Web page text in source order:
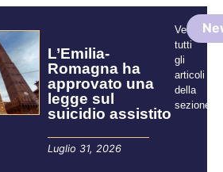
L’Emilia-
Romagna ha
approvato una
legge sul
suicidio assistito
Luglio 31, 2026
Vedi
tutti
gli
articoli
della
sezione: